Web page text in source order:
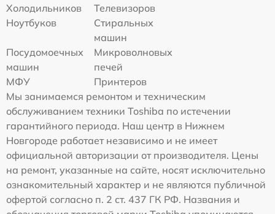
Холодильников
Телевизоров
Ноутбуков
Стиральных
машин
Посудомоечных
машин
Микроволновых
печей
МФУ
Принтеров
Мы занимаемся ремонтом и техническим
обслуживанием техники Toshiba по истечении
гарантийного периода. Наш центр в Нижнем
Новгороде работает независимо и не имеет
официальной авторизации от производителя. Цены
на ремонт, указанные на сайте, носят исключительно
ознакомительный характер и не являются публичной
офертой согласно п. 2 ст. 437 ГК РФ. Названия и